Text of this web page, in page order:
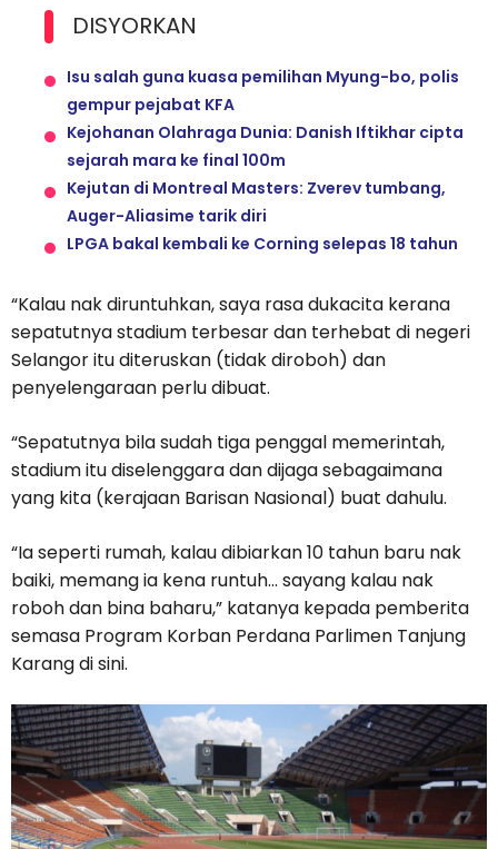
DISYORKAN
Isu salah guna kuasa pemilihan Myung-bo, polis
gempur pejabat KFA
Kejohanan Olahraga Dunia: Danish Iftikhar cipta
sejarah mara ke final 100m
Kejutan di Montreal Masters: Zverev tumbang,
Auger-Aliasime tarik diri
LPGA bakal kembali ke Corning selepas 18 tahun
“Kalau nak diruntuhkan, saya rasa dukacita kerana
sepatutnya stadium terbesar dan terhebat di negeri
Selangor itu diteruskan (tidak diroboh) dan
penyelengaraan perlu dibuat.
“Sepatutnya bila sudah tiga penggal memerintah,
stadium itu diselenggara dan dijaga sebagaimana
yang kita (kerajaan Barisan Nasional) buat dahulu.
“Ia seperti rumah, kalau dibiarkan 10 tahun baru nak
baiki, memang ia kena runtuh… sayang kalau nak
roboh dan bina baharu,” katanya kepada pemberita
semasa Program Korban Perdana Parlimen Tanjung
Karang di sini.